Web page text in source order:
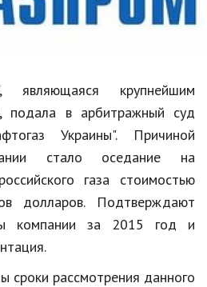
являющаяся крупнейшим
подала в арбитражный суд
Украины". Причиной
стало оседание на
газа стоимостью
долларов. Подтверждают
компании за 2015 год и
сроки рассмотрения данного